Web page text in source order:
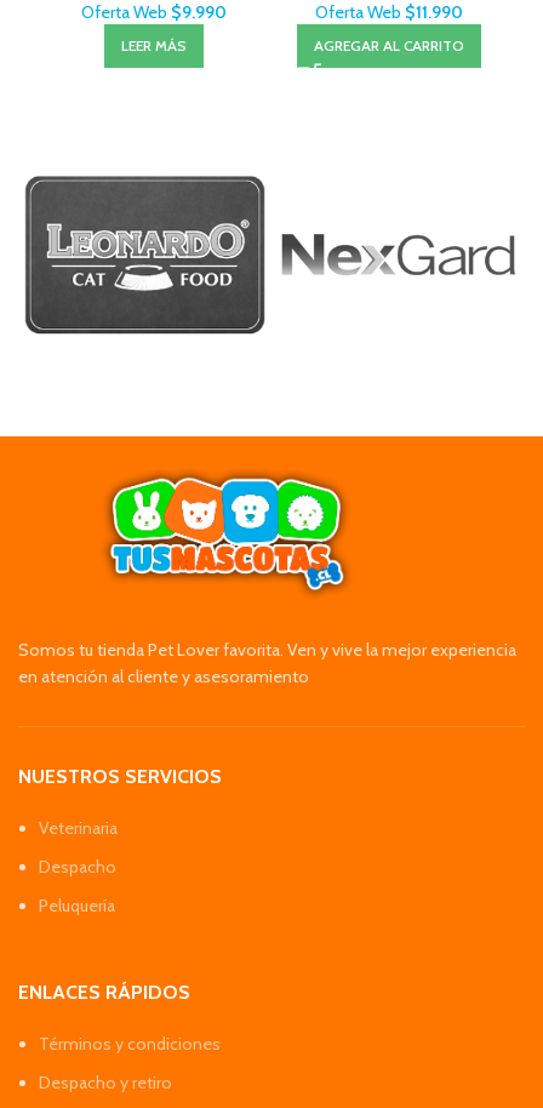
Oferta Web $9.990
LEER MÁS
Oferta Web $11.990
AGREGAR AL CARRITO
Somos tu tienda Pet Lover favorita. Ven y vive la mejor experiencia
en atención al cliente y asesoramiento
NUESTROS SERVICIOS
Veterinaria
Despacho
Peluquería
ENLACES RÁPIDOS
Términos y condiciones
Despacho y retiro